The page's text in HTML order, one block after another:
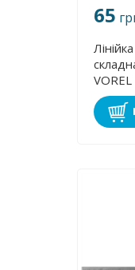
65